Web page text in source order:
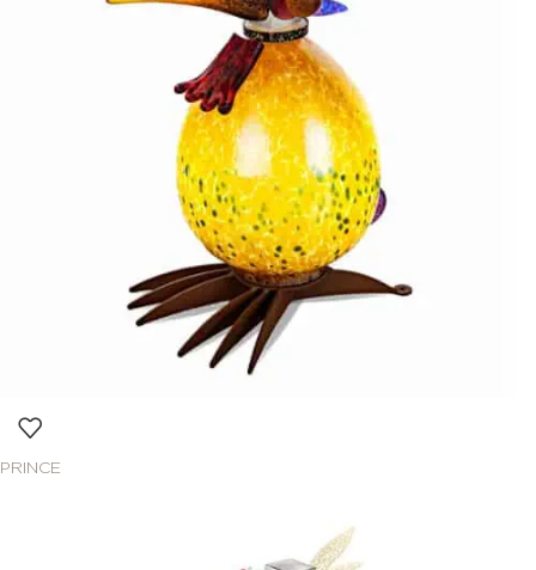
PRINCE